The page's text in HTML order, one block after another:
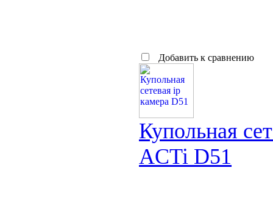
Добавить к сравнению
Купольная
ACTi D51